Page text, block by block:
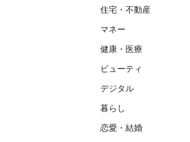
住宅・不動産
マネー
健康・医療
ビューティ
デジタル
暮らし
恋愛・結婚